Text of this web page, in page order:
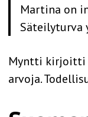
Martina on
Säteilyturva
Myntti kirjoitti
arvoja.